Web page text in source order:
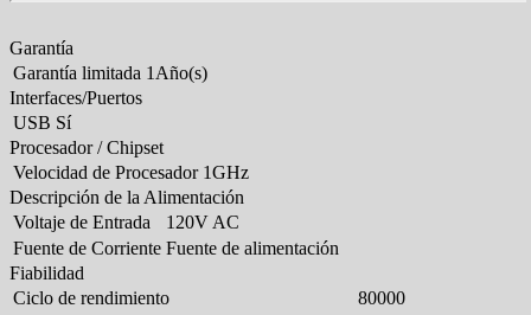
Garantía
Garantía limitada 1Año(s)
Interfaces/Puertos
USB Sí
Procesador / Chipset
Velocidad de Procesador 1GHz
Descripción de la Alimentación
Voltaje de Entrada
120V AC
Fuente de Corriente Fuente de alimentación
Fiabilidad
Ciclo de rendimiento
80000